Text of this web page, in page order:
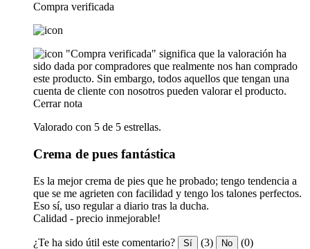
Compra verificada
"Compra verificada" significa que la valoración ha
sido dada por compradores que realmente nos han comprado
este producto. Sin embargo, todos aquellos que tengan una
cuenta de cliente con nosotros pueden valorar el producto.
Cerrar nota
Valorado con 5 de 5 estrellas.
Crema de pues fantástica
Es la mejor crema de pies que he probado; tengo tendencia a
que se me agrieten con facilidad y tengo los talones perfectos.
Eso sí, uso regular a diario tras la ducha.
Calidad - precio inmejorable!
¿Te ha sido útil este comentario? Sí (3) No (0)